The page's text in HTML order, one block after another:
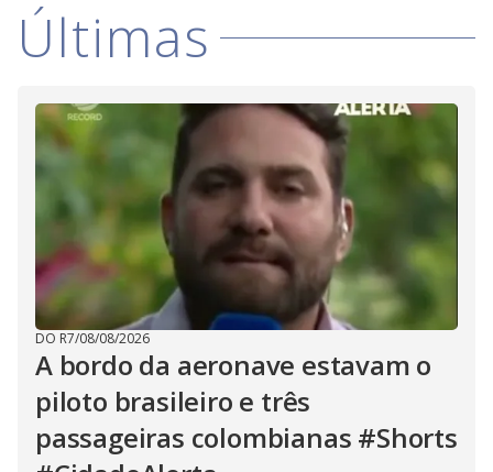
Últimas
DO R7/08/08/2026
A bordo da aeronave estavam o
piloto brasileiro e três
passageiras colombianas #Shorts